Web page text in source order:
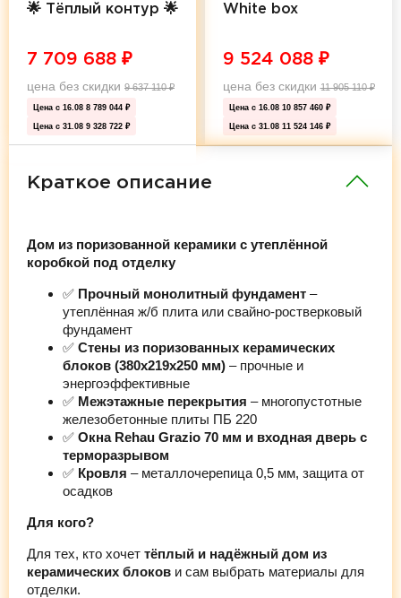
🌟 Тёплый контур 🌟
7 709 688 ₽
цена без скидки 9 637 110₽
Цена с 16.08 8 789 044 ₽
Цена с 31.08 9 328 722 ₽
White box
9 524 088₽
цена без скидки11 905 110₽
Цена с 16.08 10 857 460 ₽
Цена с 31.08 11 524 146 ₽
Краткое описание
Дом из поризованной керамики с утеплённой
коробкой под отделку
✅ Прочный монолитный фундамент –
утеплённая ж/б плита или свайно-ростверковый
фундамент
✅ Стены из поризованных керамических
блоков (380х219х250 мм) – прочные и
энергоэффективные
✅ Межэтажные перекрытия – многопустотные
железобетонные плиты ПБ 220
✅ Окна Rehau Grazio 70 мм и входная дверь с
терморазрывом
✅ Кровля – металлочерепица 0,5 мм, защита от
осадков
Для кого?
Для тех, кто хочет тёплый и надёжный дом из
керамических блоков и сам выбрать материалы для
отделки.